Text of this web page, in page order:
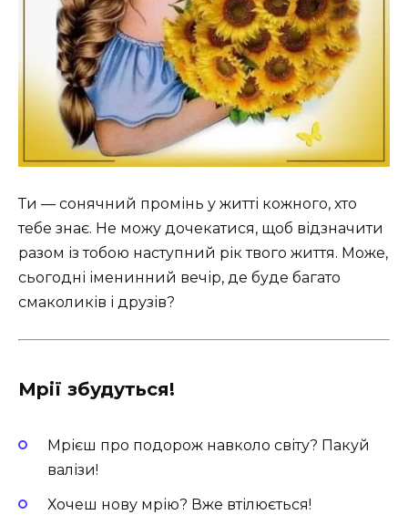
Ти — сонячний промінь у житті кожного, хто
тебе знає. Не можу дочекатися, щоб відзначити
разом із тобою наступний рік твого життя. Може,
сьогодні іменинний вечір, де буде багато
смаколиків і друзів?
Мрії збудуться!
Мрієш про подорож навколо світу? Пакуй
валізи!
Хочеш нову мрію? Вже втілюється!